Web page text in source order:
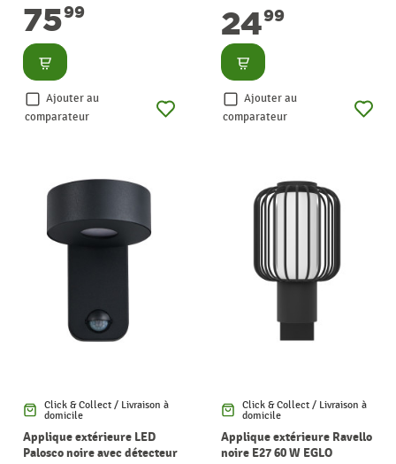
7599
Consulter
Ajouter au
comparateur
2499
Consulter
Ajouter au
comparateur
Click & Collect / Livraison à
domicile
Applique extérieure LED
Palosco noire avec détecteur
Click & Collect / Livraison à
domicile
Applique extérieure Ravello
noire E27 60 W EGLO